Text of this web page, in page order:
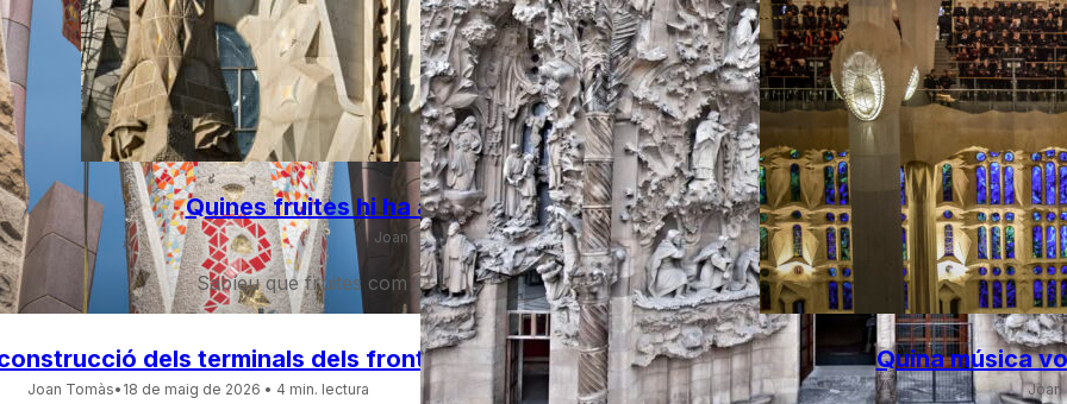
dels terminals dels frontons de la Sala Creuer
Joan Tomàs• 18 de maig de 2026 • 4 min. lectura
Quines fruites hi ha a les naus laterals de la Sagrada Família?
Joan Tomàs•29 d'abril de 2026• 5 min. lectura
Sabíeu que fruites com la cirera, el préssec o la taronja són presents a la…
Quina música
Joan